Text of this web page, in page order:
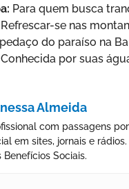
Para quem busca
Refrescar-se nas
do paraíso na
Conhecida por suas
Almeida
com passagens
em sites, jornais e
Benefícios Sociais.